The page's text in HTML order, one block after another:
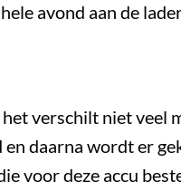
avond aan de
verschilt niet veel
daarna wordt er
voor deze accu